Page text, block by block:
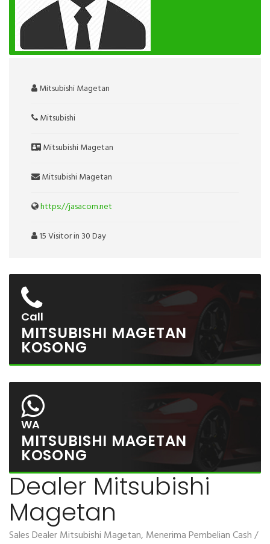
Mitsubishi Magetan
Mitsubishi
Mitsubishi Magetan
Mitsubishi Magetan
https://jasacom.net
15 Visitor in 30 Day
Call
MITSUBISHI MAGETAN
KOSONG
WA
MITSUBISHI MAGETAN
KOSONG
Dealer Mitsubishi
Magetan
Sales Dealer Mitsubishi Magetan, Menerima Pembelian Cash /